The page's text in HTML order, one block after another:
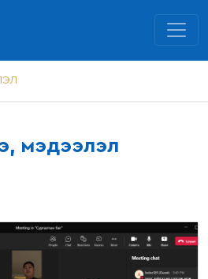
мэдээлэл